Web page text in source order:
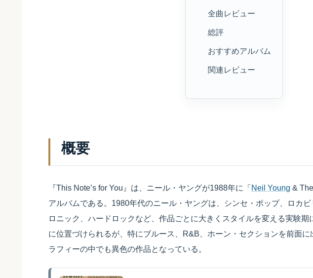
全曲レビュー
総評
おすすめアルバム
関連レビュー
概要
『This Note’s for You』は、ニール・ヤングが1988年に「Neil Young &
アルバムである。1980年代のニール・ヤングは、シンセ・ポップ、ロカ
ロニック、ハードロックなど、作品ごとに大きくスタイルを変える実験期
に位置づけられるが、特にブルース、R&B、ホーン・セクションを前面
ラフィーの中でも異色の作品となっている。